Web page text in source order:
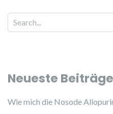
Search for:
Neueste Beiträge
Wie mich die Nosode